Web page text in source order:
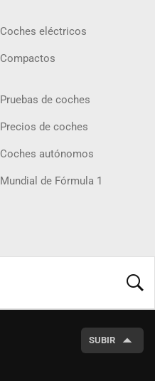
Coches eléctricos
Compactos
Pruebas de coches
Precios de coches
Coches autónomos
Mundial de Fórmula 1
SUBIR